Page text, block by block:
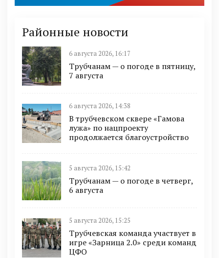
Районные новости
6 августа 2026, 16:17
Трубчанам — о погоде в пятницу,
7 августа
6 августа 2026, 14:38
В трубчевском сквере «Гамова
лужа» по нацпроекту
продолжается благоустройство
5 августа 2026, 15:42
Трубчанам — о погоде в четверг,
6 августа
5 августа 2026, 15:25
Трубчевская команда участвует в
игре «Зарница 2.0» среди команд
ЦФО